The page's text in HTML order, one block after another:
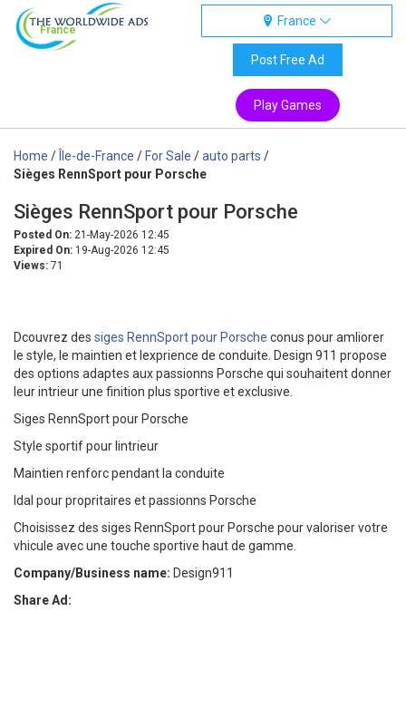
France
France
Post Free Ad
Play Games
Home / Île-de-France / For Sale /auto parts /
Sièges RennSport pour Porsche
Sièges RennSport pour Porsche
Posted On: 21-May-2026 12:45
Expired On: 19-Aug-2026 12:45
Views: 71
Dcouvrez des siges RennSport pour Porsche conus pour amliorer
le style, le maintien et lexprience de conduite. Design 911 propose
des options adaptes aux passionns Porsche qui souhaitent donner
leur intrieur une finition plus sportive et exclusive.
Siges RennSport pour Porsche
Style sportif pour lintrieur
Maintien renforc pendant la conduite
Idal pour propritaires et passionns Porsche
Choisissez des siges RennSport pour Porsche pour valoriser votre
vhicule avec une touche sportive haut de gamme.
Company/Business name: Design911
Share Ad: